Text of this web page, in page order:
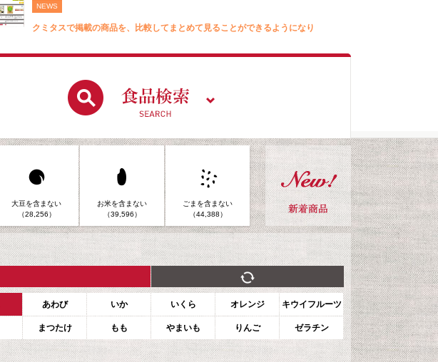
NEWS
クミタスで掲載の商品を、比較してまとめて見ることができるようになり
大豆を含まない
（28,256）
お米を含まない
（39,596）
ごまを含まない
（44,388）
あわび いか いくら オレンジ キウイフルーツ
まつたけ もも やまいも りんご ゼラチン